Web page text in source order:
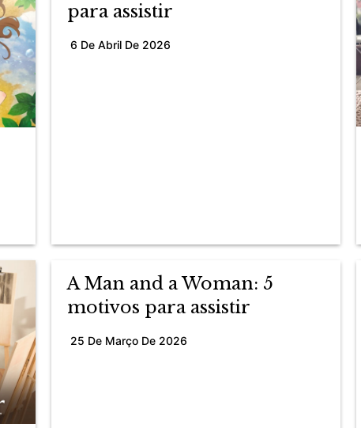
para assistir
6 De Abril De 2026
A Man and a Woman: 5
motivos para assistir
25 De Março De 2026